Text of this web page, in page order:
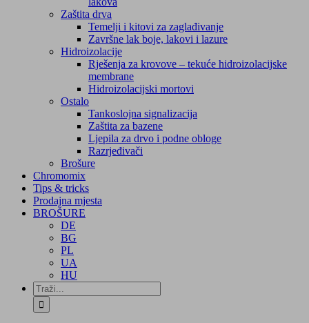
Zaštita drva
Temelji i kitovi za zaglađivanje
Završne lak boje, lakovi i lazure
Hidroizolacije
Rješenja za krovove – tekuće hidroizolacijske
membrane
Hidroizolacijski mortovi
Ostalo
Tankoslojna signalizacija
Zaštita za bazene
Ljepila za drvo i podne obloge
Razrjeđivači
Brošure
Chromomix
Tips & tricks
Prodajna mjesta
BROŠURE
DE
BG
PL
UA
HU
Traži...